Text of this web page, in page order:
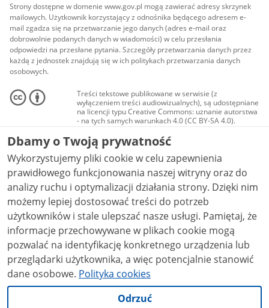
Strony dostępne w domenie www.gov.pl mogą zawierać adresy skrzynek
mailowych. Użytkownik korzystający z odnośnika będącego adresem e-
mail zgadza się na przetwarzanie jego danych (adres e-mail oraz
dobrowolnie podanych danych w wiadomości) w celu przesłania
odpowiedzi na przesłane pytania. Szczegóły przetwarzania danych przez
każdą z jednostek znajdują się w ich politykach przetwarzania danych
osobowych.
Treści tekstowe publikowane w serwisie (z
wyłączeniem treści audiowizualnych), są udostępniane
na licencji typu Creative Commons: uznanie autorstwa
- na tych samych warunkach 4.0 (CC BY-SA 4.0).
Materiały audiowizualne, w tym zdjęcia, materiały
audio i wideo, są udostępniane na licencji typu
Creative Commons: uznanie autorstwa użycie
niekomercyjne - bez utworów zależnych 4.0 (CC BY-
NC-ND 4.0), o ile nie jest to stwierdzone inaczej.
Dbamy o Twoją prywatność
Wykorzystujemy pliki cookie w celu zapewnienia
prawidłowego funkcjonowania naszej witryny oraz do
analizy ruchu i optymalizacji działania strony. Dzięki nim
możemy lepiej dostosować treści do potrzeb
użytkowników i stale ulepszać nasze usługi. Pamiętaj, że
informacje przechowywane w plikach cookie mogą
pozwalać na identyfikację konkretnego urządzenia lub
przeglądarki użytkownika, a więc potencjalnie stanowić
dane osobowe. Polityka cookies
Odrzuć